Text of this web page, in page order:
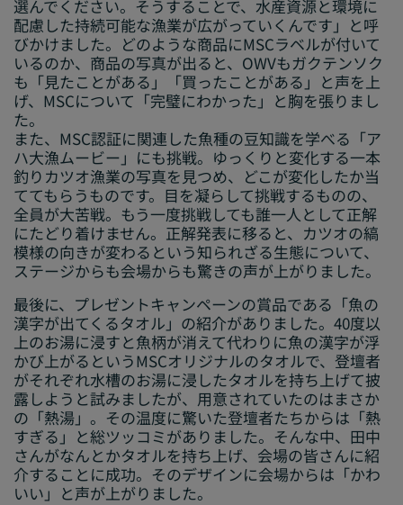
選んでください。そうすることで、水産資源と環境に
配慮した持続可能な漁業が広がっていくんです」と呼
びかけました。どのような商品にMSCラベルが付いて
いるのか、商品の写真が出ると、OWVもガクテンソク
も「見たことがある」「買ったことがある」と声を上
げ、MSCについて「完璧にわかった」と胸を張りまし
た。
また、MSC認証に関連した魚種の豆知識を学べる「ア
ハ大漁ムービー」にも挑戦。ゆっくりと変化する一本
釣りカツオ漁業の写真を見つめ、どこが変化したか当
ててもらうものです。目を凝らして挑戦するものの、
全員が大苦戦。もう一度挑戦しても誰一人として正解
にたどり着けません。正解発表に移ると、カツオの縞
模様の向きが変わるという知られざる生態について、
ステージからも会場からも驚きの声が上がりました。
最後に、プレゼントキャンペーンの賞品である「魚の
漢字が出てくるタオル」の紹介がありました。40度以
上のお湯に浸すと魚柄が消えて代わりに魚の漢字が浮
かび上がるというMSCオリジナルのタオルで、登壇者
がそれぞれ水槽のお湯に浸したタオルを持ち上げて披
露しようと試みましたが、用意されていたのはまさか
の「熱湯」。その温度に驚いた登壇者たちからは「熱
すぎる」と総ツッコミがありました。そんな中、田中
さんがなんとかタオルを持ち上げ、会場の皆さんに紹
介することに成功。そのデザインに会場からは「かわ
いい」と声が上がりました。